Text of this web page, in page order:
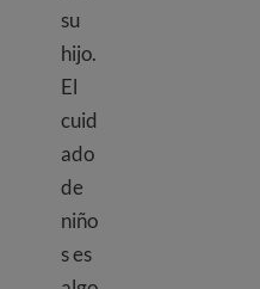
su
hijo.
El
cuid
ado
de
niño
s es